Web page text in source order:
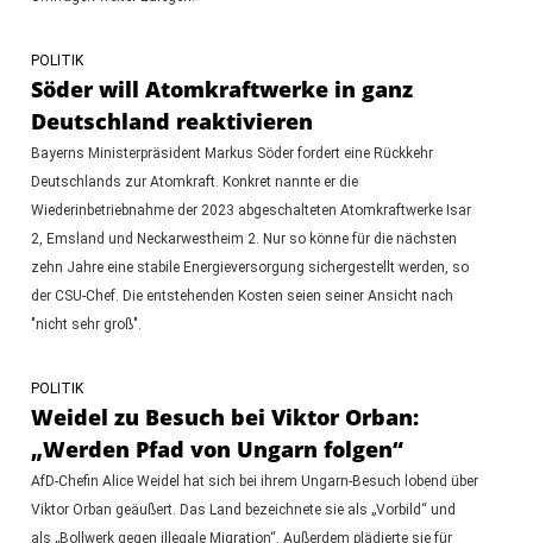
POLITIK
Söder will Atomkraftwerke in ganz
Deutschland reaktivieren
Bayerns Ministerpräsident Markus Söder fordert eine Rückkehr
Deutschlands zur Atomkraft. Konkret nannte er die
Wiederinbetriebnahme der 2023 abgeschalteten Atomkraftwerke Isar
2, Emsland und Neckarwestheim 2. Nur so könne für die nächsten
zehn Jahre eine stabile Energieversorgung sichergestellt werden, so
der CSU-Chef. Die entstehenden Kosten seien seiner Ansicht nach
"nicht sehr groß".
POLITIK
Weidel zu Besuch bei Viktor Orban:
„Werden Pfad von Ungarn folgen“
AfD-Chefin Alice Weidel hat sich bei ihrem Ungarn-Besuch lobend über
Viktor Orban geäußert. Das Land bezeichnete sie als „Vorbild“ und
als „Bollwerk gegen illegale Migration“. Außerdem plädierte sie für